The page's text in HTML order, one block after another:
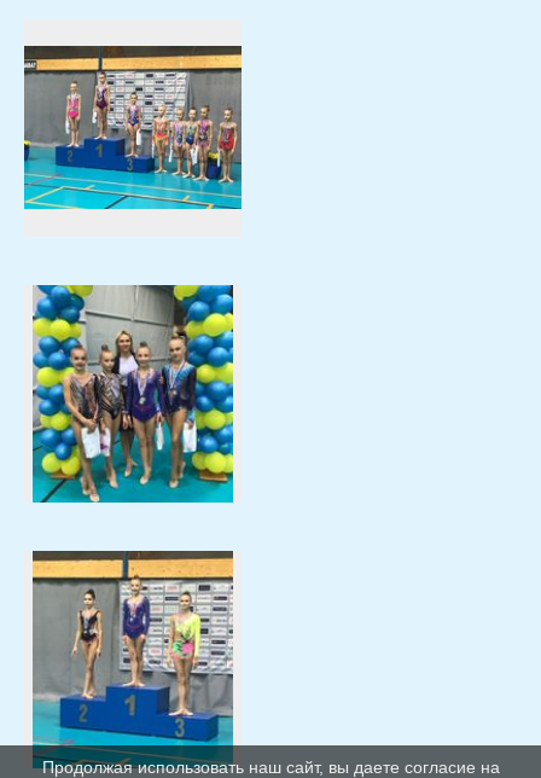
Продолжая использовать наш сайт, вы даете согласие на